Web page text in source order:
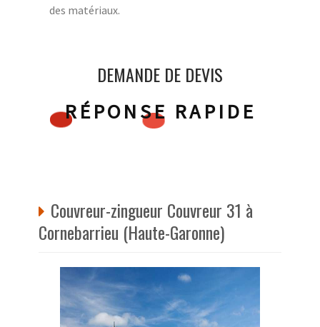
des matériaux.
DEMANDE DE DEVIS
RÉPONSE RAPIDE
Couvreur-zingueur Couvreur 31 à
Cornebarrieu (Haute-Garonne)